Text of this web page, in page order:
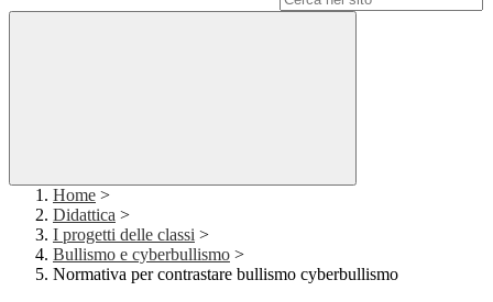
Home >
Didattica >
I progetti delle classi >
Bullismo e cyberbullismo >
Normativa per contrastare bullismo cyberbullismo